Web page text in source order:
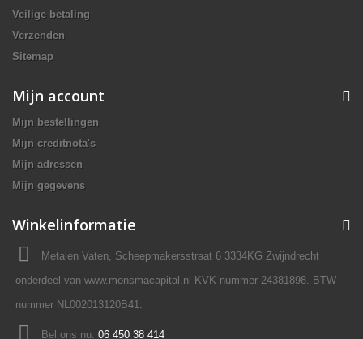
Veilige betaling
Verzenden
Sitemap
Mijn account
Mijn bestellingen
Mijn creditnota's
Mijn adressen
Mijn gegevens
Winkelinformatie
Metalen Vaten, Scheepmakersstraat 6 3334KG Zwijndrecht
onderdeel van www.monsmacapital.nl KVK nummer 24381898. BTW
nummer NL002013120B41.
Bel ons nu: 06 450 38 414